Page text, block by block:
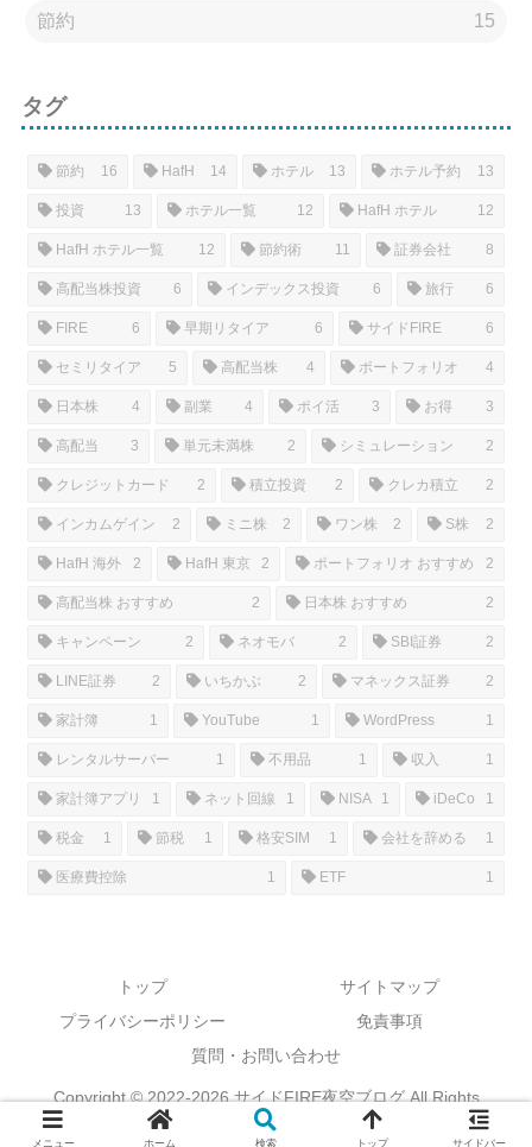
節約 15
タグ
節約 16 HafH 14 ホテル 13 ホテル予約 13
投資 13 ホテル一覧 12 HafH ホテル 12
HafH ホテル一覧 12 節約術 11 証券会社 8
高配当株投資 6 インデックス投資 6 旅行 6
FIRE 6 早期リタイア 6 サイドFIRE 6
セミリタイア 5 高配当株 4 ポートフォリオ 4
日本株 4 副業 4 ポイ活 3 お得 3
高配当 3 単元未満株 2 シミュレーション 2
クレジットカード 2 積立投資 2 クレカ積立 2
インカムゲイン 2 ミニ株 2 ワン株 2 S株 2
HafH 海外 2 HafH 東京 2 ポートフォリオ おすすめ 2
高配当株 おすすめ 2 日本株 おすすめ 2
キャンペーン 2 ネオモバ 2 SBI証券 2
LINE証券 2 いちかぶ 2 マネックス証券 2
家計簿 1 YouTube 1 WordPress 1
レンタルサーバー 1 不用品 1 収入 1
家計簿アプリ 1 ネット回線 1 NISA 1 iDeCo 1
税金 1 節税 1 格安SIM 1 会社を辞める 1
医療費控除 1 ETF 1
トップ
サイトマップ
プライバシーポリシー
免責事項
質問・お問い合わせ
Copyright © 2022-2026 サイドFIRE夜空ブログ All Rights
Reserved.
メニュー ホーム 検索 トップ サイドバー